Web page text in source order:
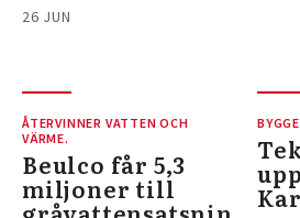
26 JUN
ÅTERVINNER VATTEN OCH
VÄRME.
Beulco får 5,3
miljoner till